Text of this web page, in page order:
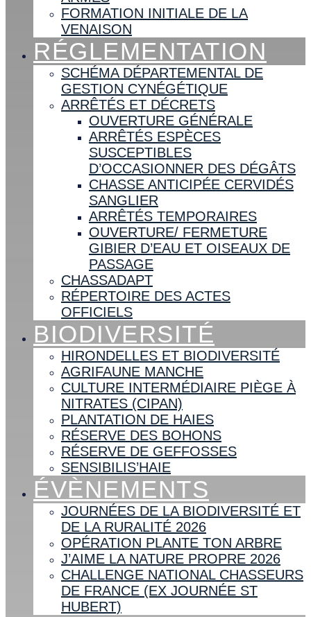
FORMATION INITIALE DE LA
VENAISON
RÉGLEMENTATION
SCHÉMA DÉPARTEMENTAL DE
GESTION CYNÉGÉTIQUE
ARRÊTÉS ET DÉCRETS
OUVERTURE GÉNÉRALE
ARRÊTÉS ESPÈCES
SUSCEPTIBLES
D’OCCASIONNER DES DÉGÂTS
CHASSE ANTICIPÉE CERVIDÉS
SANGLIER
ARRÊTÉS TEMPORAIRES
OUVERTURE/ FERMETURE
GIBIER D’EAU ET OISEAUX DE
PASSAGE
CHASSADAPT
RÉPERTOIRE DES ACTES
OFFICIELS
BIODIVERSITÉ
HIRONDELLES ET BIODIVERSITÉ
AGRIFAUNE MANCHE
CULTURE INTERMÉDIAIRE PIÈGE À
NITRATES (CIPAN)
PLANTATION DE HAIES
RÉSERVE DES BOHONS
RÉSERVE DE GEFFOSSES
SENSIBILIS’HAIE
ÉVÈNEMENTS
JOURNÉES DE LA BIODIVERSITÉ ET
DE LA RURALITÉ 2026
OPÉRATION PLANTE TON ARBRE
J’AIME LA NATURE PROPRE 2026
CHALLENGE NATIONAL CHASSEURS
DE FRANCE (EX JOURNÉE ST
HUBERT)